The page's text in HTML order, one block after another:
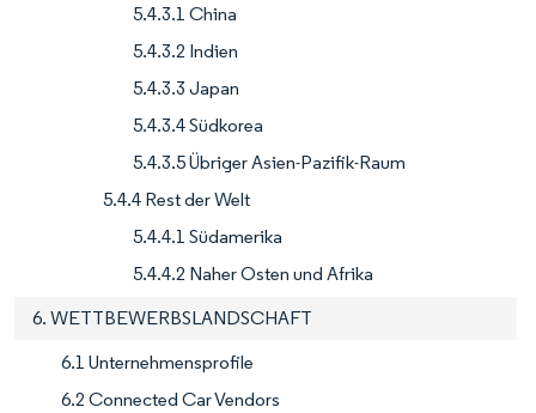
5.4.3.1 China
5.4.3.2 Indien
5.4.3.3 Japan
5.4.3.4 Südkorea
5.4.3.5 Übriger Asien-Pazifik-Raum
5.4.4 Rest der Welt
5.4.4.1 Südamerika
5.4.4.2 Naher Osten und Afrika
6. WETTBEWERBSLANDSCHAFT
6.1 Unternehmensprofile
6.2 Connected Car Vendors